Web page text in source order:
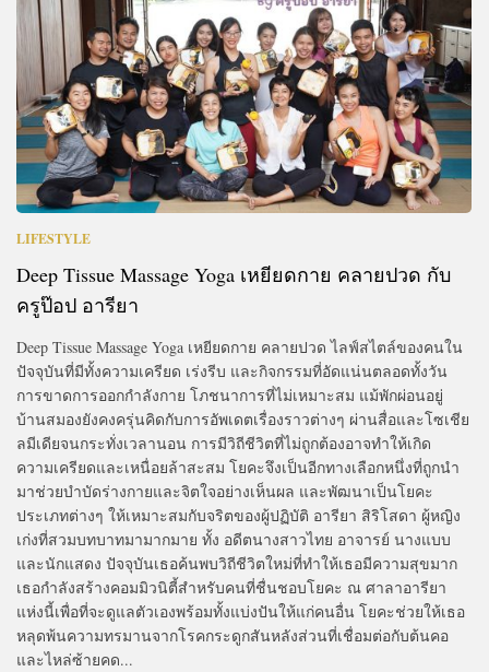
LIFESTYLE
Deep Tissue Massage Yoga เหยียดกาย คลายปวด กับ
ครูป๊อป อารียา
Deep Tissue Massage Yoga เหยียดกาย คลายปวด ไลฟ์สไตล์ของคนใน
ปัจจุบันที่มีทั้งความเครียด เร่งรีบ และกิจกรรมที่อัดแน่นตลอดทั้งวัน
การขาดการออกกำลังกาย โภชนาการที่ไม่เหมาะสม แม้พักผ่อนอยู่
บ้านสมองยังคงครุ่นคิดกับการอัพเดตเรื่องราวต่างๆ ผ่านสื่อและโซเชีย
ลมีเดียจนกระทั่งเวลานอน การมีวิถีชีวิตที่ไม่ถูกต้องอาจทำให้เกิด
ความเครียดและเหนื่อยล้าสะสม โยคะจึงเป็นอีกทางเลือกหนึ่งที่ถูกนำ
มาช่วยบำบัดร่างกายและจิตใจอย่างเห็นผล และพัฒนาเป็นโยคะ
ประเภทต่างๆ ให้เหมาะสมกับจริตของผู้ปฏิบัติ อารียา สิริโสดา ผู้หญิง
เก่งที่สวมบทบาทมามากมาย ทั้ง อดีตนางสาวไทย อาจารย์ นางแบบ
และนักแสดง ปัจจุบันเธอค้นพบวิถีชีวิตใหม่ที่ทำให้เธอมีความสุขมาก
เธอกำลังสร้างคอมมิวนิตี้สำหรับคนที่ชื่นชอบโยคะ ณ ศาลาอารียา
แห่งนี้เพื่อที่จะดูแลตัวเองพร้อมทั้งแบ่งปันให้แก่คนอื่น โยคะช่วยให้เธอ
หลุดพ้นความทรมานจากโรคกระดูกสันหลังส่วนที่เชื่อมต่อกับต้นคอ
และไหล่ซ้ายคด...